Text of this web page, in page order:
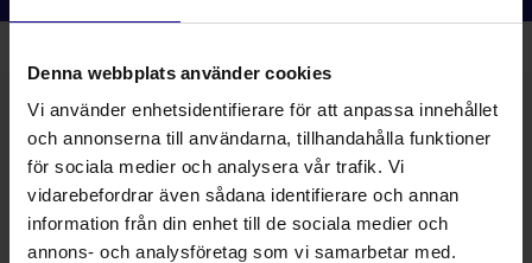
Denna webbplats använder cookies
Vi använder enhetsidentifierare för att anpassa innehållet
och annonserna till användarna, tillhandahålla funktioner
för sociala medier och analysera vår trafik. Vi
vidarebefordrar även sådana identifierare och annan
information från din enhet till de sociala medier och
annons- och analysföretag som vi samarbetar med.
Lösningar
Produkter